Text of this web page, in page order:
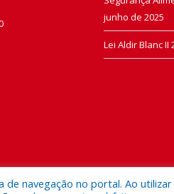
junho de 2025
Lei Aldir Blanc II
de navegação no portal. Ao